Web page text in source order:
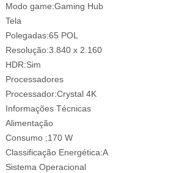
Modo game:Gaming Hub
Tela
Polegadas:65 POL
Resolução:3.840 x 2.160
HDR:Sim
Processadores
Processador:Crystal 4K
Informações Técnicas
Alimentação
Consumo ;170 W
Classificação Energética:A
Sistema Operacional